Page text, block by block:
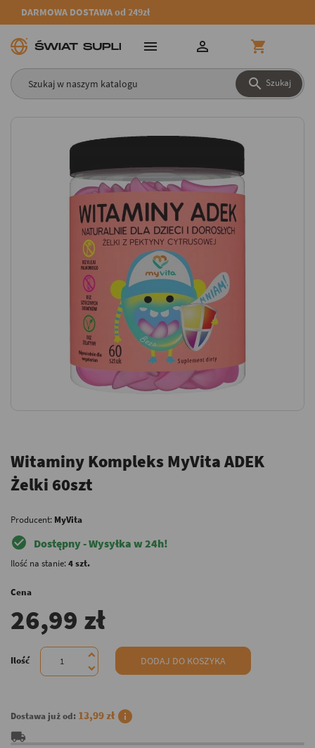
DARMOWA DOSTAWA od 249zł
 Szukaj
  
Witaminy Kompleks MyVita ADEK
Żelki 60szt
Producent: MyVita
check_circle Dostępny - Wysyłka w 24h!
Ilość na stanie:4 szt.
Cena
26,99 zł
Ilość DODAJ DO KOSZYKA
Dostawa już od: 13,99 zł info
local_shipping